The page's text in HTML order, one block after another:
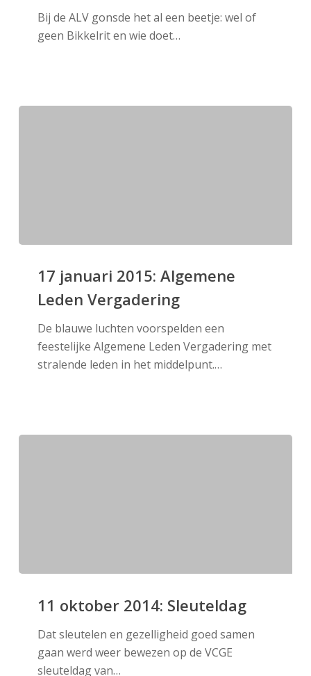
Bikkelrit
Bij de ALV gonsde het al een beetje: wel of
geen Bikkelrit en wie doet…
januari
Algemene
Leden
Vergadering
17 januari 2015: Algemene
Leden Vergadering
De blauwe luchten voorspelden een
feestelijke Algemene Leden Vergadering met
stralende leden in het middelpunt.…
oktober
Sleuteldag
11 oktober 2014: Sleuteldag
Dat sleutelen en gezelligheid goed samen
gaan werd weer bewezen op de VCGE
sleuteldag van…